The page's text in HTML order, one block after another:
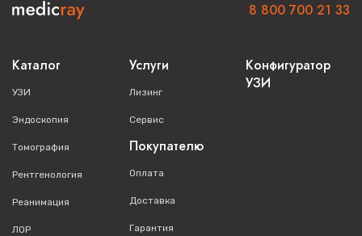
Каталог
УЗИ
Эндоскопия
Томография
Рентгенология
Реанимация
ЛОР
Услуги
Лизинг
Сервис
Покупателю
Оплата
Доставка
Гарантия
Конфигуратор
УЗИ
8 800 700 21 33